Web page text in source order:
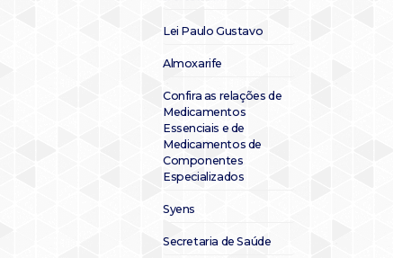
Lei Paulo Gustavo
Almoxarife
Confira as relações de
Medicamentos
Essenciais e de
Medicamentos de
Componentes
Especializados
Syens
Secretaria de Saúde